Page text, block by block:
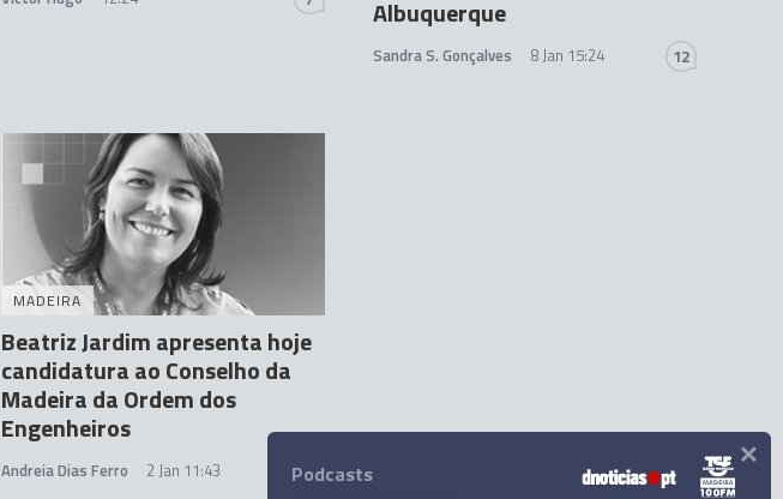
Albuquerque
Sandra S. Gonçalves 8 Jan 15:24 12
MADEIRA
Beatriz Jardim apresenta hoje
candidatura ao Conselho da
Madeira da Ordem dos
Engenheiros
Andreia Dias Ferro 2 Jan 11:43 Podcasts ×